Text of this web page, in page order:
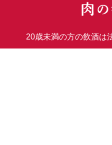
20歳未満の方の飲酒は